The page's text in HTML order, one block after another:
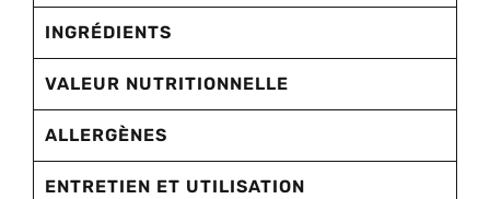
INGRÉDIENTS
VALEUR NUTRITIONNELLE
ALLERGÈNES
ENTRETIEN ET UTILISATION